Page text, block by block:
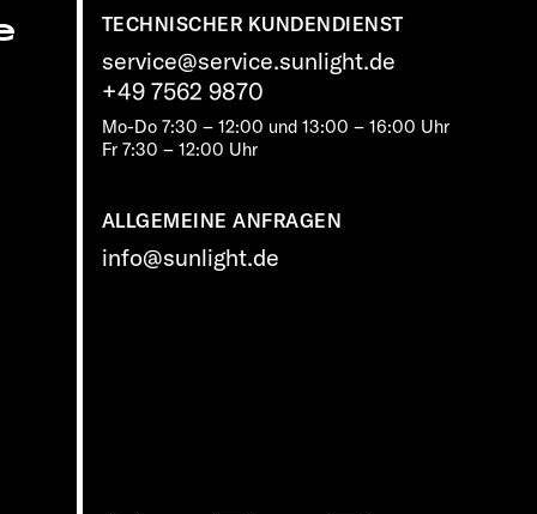
TECHNISCHER KUNDENDIENST
service@service.sunlight.de
+49 7562 9870
Mo-Do 7:30 – 12:00 und 13:00 – 16:00 Uhr
Fr 7:30 – 12:00 Uhr
ALLGEMEINE ANFRAGEN
info@sunlight.de